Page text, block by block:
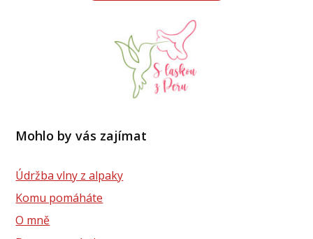
Mohlo by vás zajímat
Údržba vlny z alpaky
Komu pomáháte
O mně